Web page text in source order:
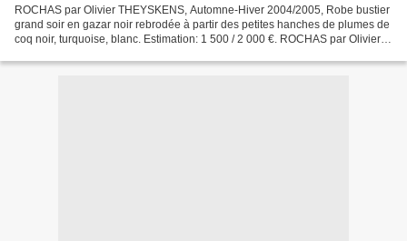
ROCHAS par Olivier THEYSKENS, Automne-Hiver 2004/2005, Robe bustier
grand soir en gazar noir rebrodée à partir des petites hanches de plumes de
coq noir, turquoise, blanc. Estimation: 1 500 / 2 000 €. ROCHAS par Olivier